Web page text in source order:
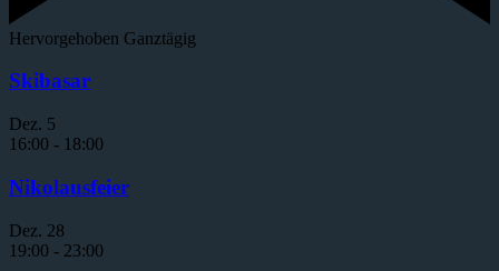
Hervorgehoben Ganztägig
Skibasar
Dez. 5
16:00 - 18:00
Nikolausfeier
Dez. 28
19:00 - 23:00